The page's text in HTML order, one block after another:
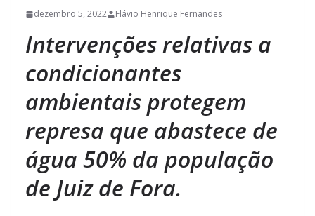
dezembro 5, 2022 Flávio Henrique Fernandes
Intervenções relativas a
condicionantes
ambientais protegem
represa que abastece de
água 50% da população
de Juiz de Fora.